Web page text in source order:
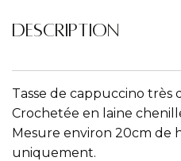
DESCRIPTION
Tasse de cappuccino très
Crochetée en laine
Mesure environ 20cm de
uniquement.